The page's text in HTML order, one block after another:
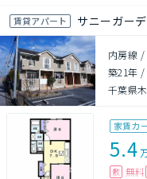
賃貸アパート サニーガー
内房線 /
築21年
千葉県
家賃カ
5.4
敷 無料